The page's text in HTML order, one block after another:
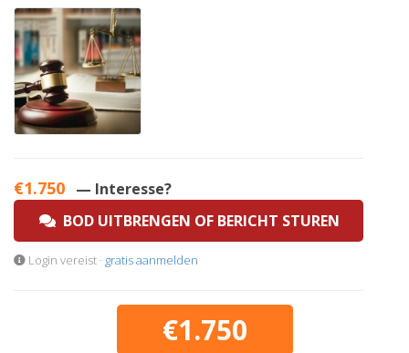
€1.750 — Interesse?
BOD UITBRENGEN OF BERICHT STUREN
Login vereist · gratis aanmelden
€1.750